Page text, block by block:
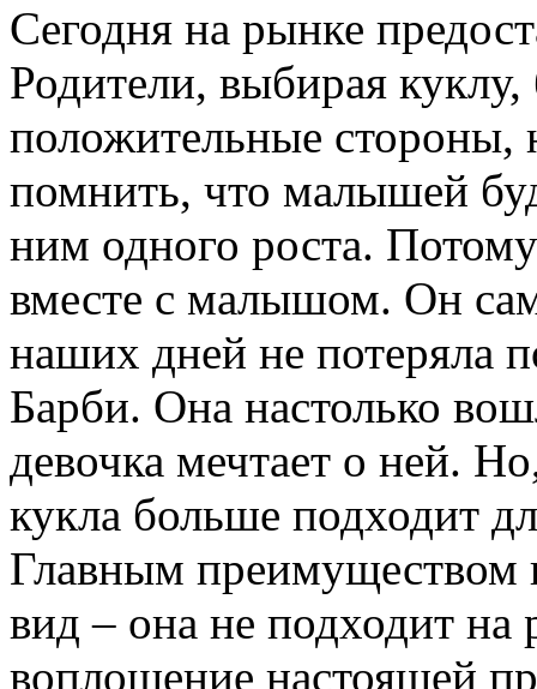
Сегодня на рынке
Родители, выбирая
положительные стороны,
помнить, что малышей
ним одного роста.
вместе с малышом. Он
наших дней не потеряла
Барби. Она настолько
девочка мечтает о ней.
кукла больше подходит
Главным преимуществом
вид – она не подходит
воплощение настоящей